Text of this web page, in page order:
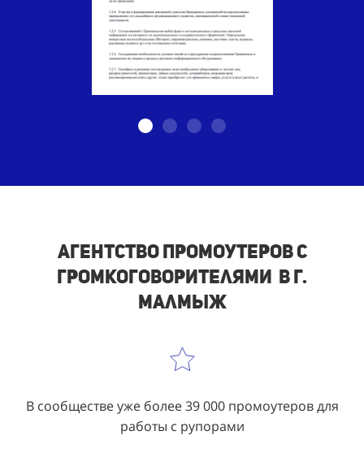
Агентство промоутеров с
громкоговорителями в г.
Малмыж
В сообществе уже более 39 000 промоутеров для
работы с рупорами